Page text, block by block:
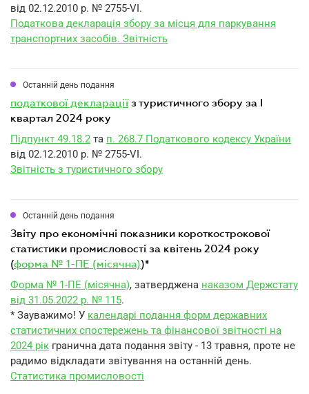
від 02.12.2010 р. № 2755-VI.
Податкова декларація збору за місця для паркування
транспортних засобів. Звітність
Останній день подання
податкової декларації з туристичного збору за I
квартал 2024 року
Підпункт 49.18.2 та п. 268.7 Податкового кодексу України
від 02.12.2010 р. № 2755-VI.
Звітність з туристичного збору
Останній день подання
звіту про економічні показники короткострокової
статистики промисловості за квітень 2024 року
(форма № 1-ПЕ (місячна))*
Форма № 1-ПЕ (місячна), затверджена наказом Держстату
від 31.05.2022 р. № 115.
* Зауважимо! У календарі подання форм державних
статистичних спостережень та фінансової звітності на
2024 рік гранична дата подання звіту - 13 травня, проте не
радимо відкладати звітування на останній день.
Статистика промисловості